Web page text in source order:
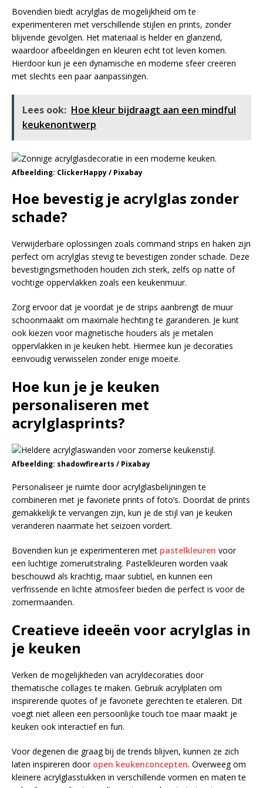
Bovendien biedt acrylglas de mogelijkheid om te
experimenteren met verschillende stijlen en prints, zonder
blijvende gevolgen. Het materiaal is helder en glanzend,
waardoor afbeeldingen en kleuren echt tot leven komen.
Hierdoor kun je een dynamische en moderne sfeer creëren
met slechts een paar aanpassingen.
Lees ook: Hoe kleur bijdraagt aan een mindful
keukenontwerp
Afbeelding: ClickerHappy / Pixabay
Hoe bevestig je acrylglas zonder
schade?
Verwijderbare oplossingen zoals command strips en haken zijn
perfect om acrylglas stevig te bevestigen zonder schade. Deze
bevestigingsmethoden houden zich sterk, zelfs op natte of
vochtige oppervlakken zoals een keukenmuur.
Zorg ervoor dat je voordat je de strips aanbrengt de muur
schoonmaakt om maximale hechting te garanderen. Je kunt
ook kiezen voor magnetische houders als je metalen
oppervlakken in je keuken hebt. Hiermee kun je decoraties
eenvoudig verwisselen zonder enige moeite.
Hoe kun je je keuken
personaliseren met
acrylglasprints?
Afbeelding: shadowfirearts / Pixabay
Personaliseer je ruimte door acrylglasbelijningen te
combineren met je favoriete prints of foto’s. Doordat de prints
gemakkelijk te vervangen zijn, kun je de stijl van je keuken
veranderen naarmate het seizoen vordert.
Bovendien kun je experimenteren met pastelkleuren voor
een luchtige zomeruitstraling. Pastelkleuren worden vaak
beschouwd als krachtig, maar subtiel, en kunnen een
verfrissende en lichte atmosfeer bieden die perfect is voor de
zomermaanden.
Creatieve ideeën voor acrylglas in
je keuken
Verken de mogelijkheden van acryldecoraties door
thematische collages te maken. Gebruik acrylplaten om
inspirerende quotes of je favoriete gerechten te etaleren. Dit
voegt niet alleen een persoonlijke touch toe maar maakt je
keuken ook interactief en fun.
Voor degenen die graag bij de trends blijven, kunnen ze zich
laten inspireren door open keukenconcepten. Overweeg om
kleinere acrylglasstukken in verschillende vormen en maten te